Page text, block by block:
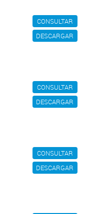
CONSULTAR
DESCARGAR
CONSULTAR
DESCARGAR
CONSULTAR
DESCARGAR